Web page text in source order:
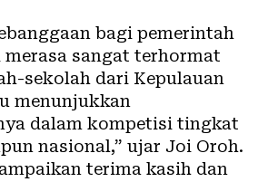
bagi pemerintah
merasa sangat terhormat
sekolah dari Kepulauan
menunjukkan
dalam kompetisi tingkat
nasional,” ujar Joi Oroh.
terima kasih dan